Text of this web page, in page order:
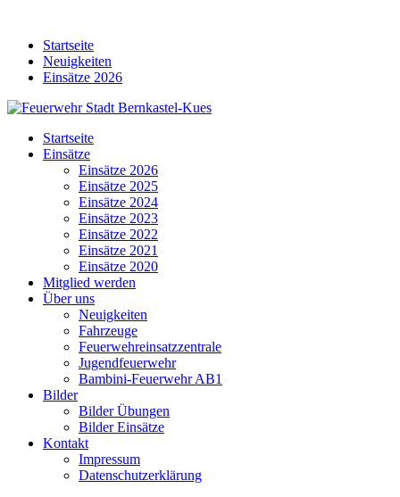
contentStartseite
Neuigkeiten
Einsätze 2026
Startseite
Einsätze
Einsätze 2026
Einsätze 2025
Einsätze 2024
Einsätze 2023
Einsätze 2022
Einsätze 2021
Einsätze 2020
Mitglied werden
Über uns
Neuigkeiten
Fahrzeuge
Feuerwehreinsatzzentrale
Jugendfeuerwehr
Bambini-Feuerwehr AB1
Bilder
Bilder Übungen
Bilder Einsätze
Kontakt
Impressum
Datenschutzerklärung